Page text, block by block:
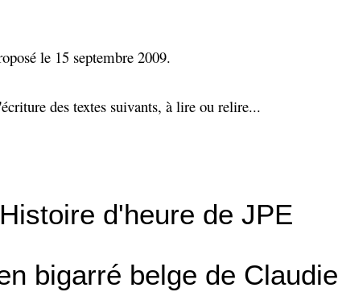
le 15 septembre 2009.
des textes suivants, à lire ou relire...
Histoire d'heure de JPE
bigarré belge de Claudie